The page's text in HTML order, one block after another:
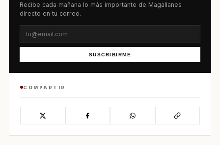
Recibe cada mañana lo más importante de Magallanes
directo en tu correo.
SUSCRIBIRME
COMPARTIR